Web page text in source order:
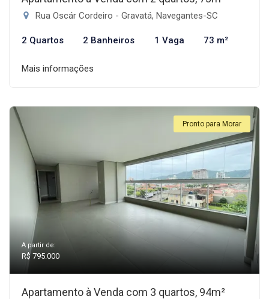
Rua Oscár Cordeiro - Gravatá, Navegantes-SC
2 Quartos 2 Banheiros 1 Vaga 73 m²
Mais informações
Pronto para Morar
A partir de:
R$ 795.000
Apartamento à Venda com 3 quartos, 94m²